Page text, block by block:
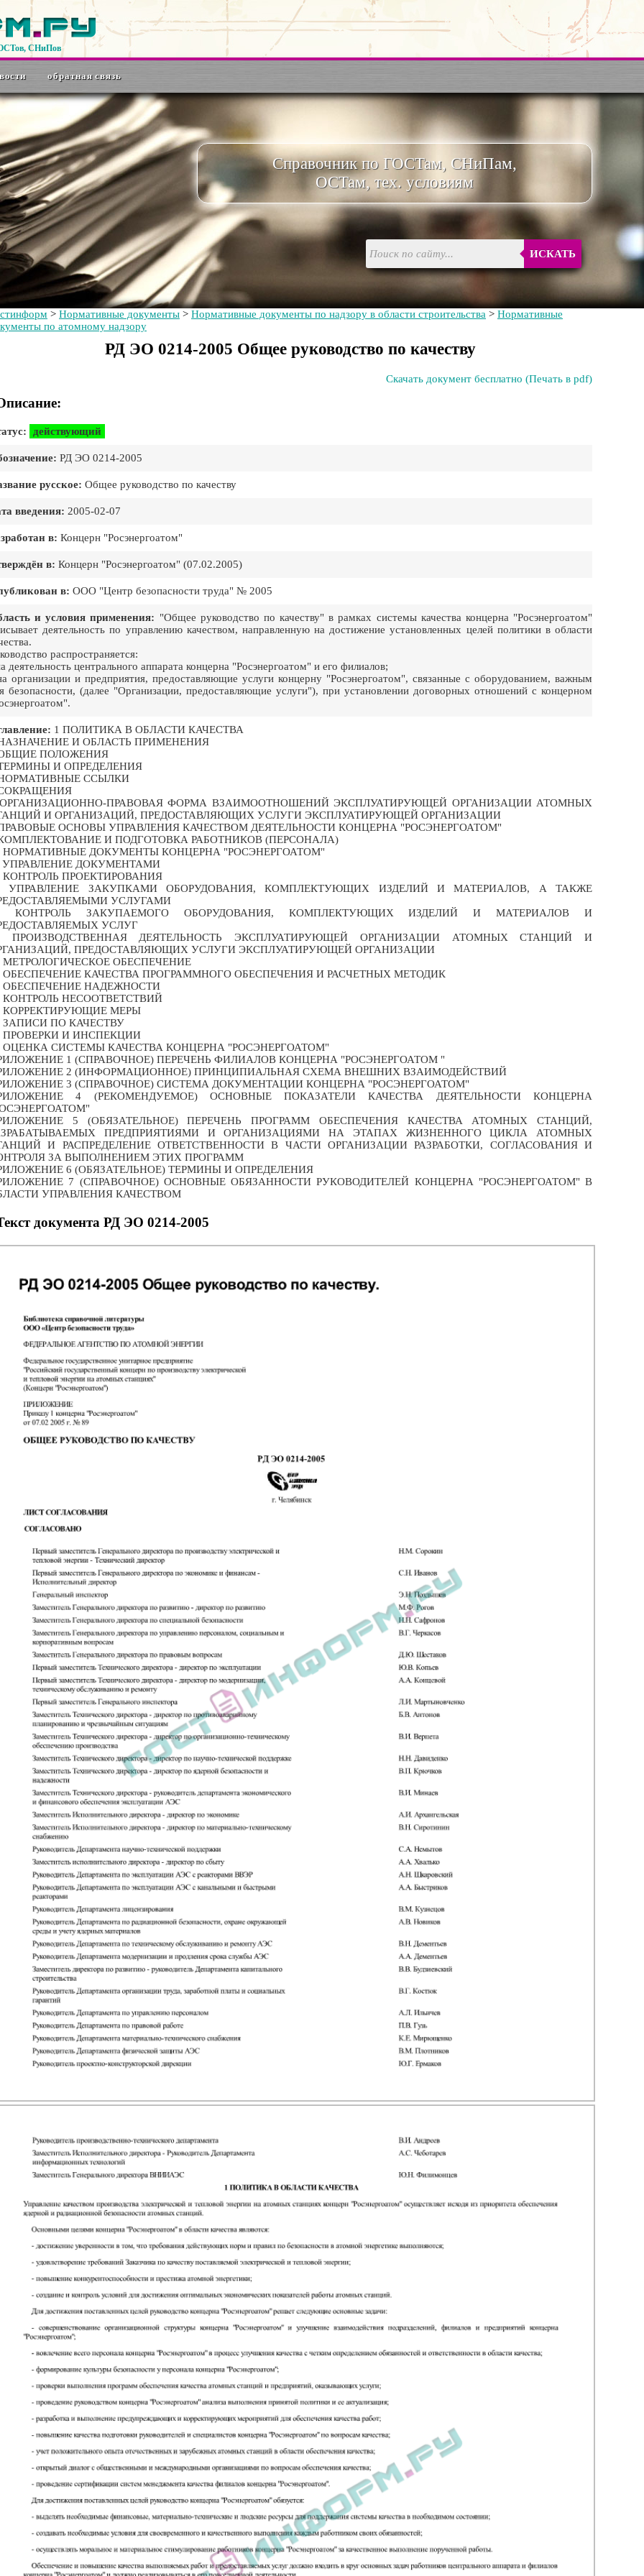
СНиПов
обратная связь
Справочник по ГОСТам, СНиПам,
ОСТам, тех. условиям
ИСКАТЬ
> Нормативные документы > Нормативные документы по надзору в области строительства > Нормативные
по атомному надзору
РД ЭО 0214-2005 Общее руководство по качеству
Скачать документ бесплатно (Печать в pdf)
действующий
РД ЭО 0214-2005
русское: Общее руководство по качеству
введения: 2005-02-07
в: Концерн "Росэнергоатом"
в: Концерн "Росэнергоатом" (07.02.2005)
в: ООО "Центр безопасности труда" № 2005
и условия применения: "Общее руководство по качеству" в рамках системы качества концерна "Росэнергоатом"
деятельность по управлению качеством, направленную на достижение установленных целей политики в области
распространяется:
деятельность центрального аппарата концерна "Росэнергоатом" и его филиалов;
организации и предприятия, предоставляющие услуги концерну "Росэнергоатом", связанные с оборудованием, важным
безопасности, (далее "Организации, предоставляющие услуги"), при установлении договорных отношений с концерном
1 ПОЛИТИКА В ОБЛАСТИ КАЧЕСТВА
И ОБЛАСТЬ ПРИМЕНЕНИЯ
ПОЛОЖЕНИЯ
И ОПРЕДЕЛЕНИЯ
ССЫЛКИ
ПРАВОВАЯ ФОРМА ВЗАИМООТНОШЕНИЙ ЭКСПЛУАТИРУЮЩЕЙ ОРГАНИЗАЦИИ АТОМНЫХ
И ОРГАНИЗАЦИЙ, ПРЕДОСТАВЛЯЮЩИХ УСЛУГИ ЭКСПЛУАТИРУЮЩЕЙ ОРГАНИЗАЦИИ
ОСНОВЫ УПРАВЛЕНИЯ КАЧЕСТВОМ ДЕЯТЕЛЬНОСТИ КОНЦЕРНА "РОСЭНЕРГОАТОМ"
И ПОДГОТОВКА РАБОТНИКОВ (ПЕРСОНАЛА)
НОРМАТИВНЫЕ ДОКУМЕНТЫ КОНЦЕРНА "РОСЭНЕРГОАТОМ"
УПРАВЛЕНИЕ ДОКУМЕНТАМИ
КОНТРОЛЬ ПРОЕКТИРОВАНИЯ
УПРАВЛЕНИЕ ЗАКУПКАМИ ОБОРУДОВАНИЯ, КОМПЛЕКТУЮЩИХ ИЗДЕЛИЙ И МАТЕРИАЛОВ, А ТАКЖЕ
УСЛУГАМИ
КОНТРОЛЬ ЗАКУПАЕМОГО ОБОРУДОВАНИЯ, КОМПЛЕКТУЮЩИХ ИЗДЕЛИЙ И МАТЕРИАЛОВ И
УСЛУГ
ПРОИЗВОДСТВЕННАЯ ДЕЯТЕЛЬНОСТЬ ЭКСПЛУАТИРУЮЩЕЙ ОРГАНИЗАЦИИ АТОМНЫХ СТАНЦИЙ И
ПРЕДОСТАВЛЯЮЩИХ УСЛУГИ ЭКСПЛУАТИРУЮЩЕЙ ОРГАНИЗАЦИИ
МЕТРОЛОГИЧЕСКОЕ ОБЕСПЕЧЕНИЕ
ОБЕСПЕЧЕНИЕ КАЧЕСТВА ПРОГРАММНОГО ОБЕСПЕЧЕНИЯ И РАСЧЕТНЫХ МЕТОДИК
ОБЕСПЕЧЕНИЕ НАДЕЖНОСТИ
КОНТРОЛЬ НЕСООТВЕТСТВИЙ
КОРРЕКТИРУЮЩИЕ МЕРЫ
ЗАПИСИ ПО КАЧЕСТВУ
ПРОВЕРКИ И ИНСПЕКЦИИ
ОЦЕНКА СИСТЕМЫ КАЧЕСТВА КОНЦЕРНА "РОСЭНЕРГОАТОМ"
1 (СПРАВОЧНОЕ) ПЕРЕЧЕНЬ ФИЛИАЛОВ КОНЦЕРНА "РОСЭНЕРГОАТОМ "
2 (ИНФОРМАЦИОННОЕ) ПРИНЦИПИАЛЬНАЯ СХЕМА ВНЕШНИХ ВЗАИМОДЕЙСТВИЙ
3 (СПРАВОЧНОЕ) СИСТЕМА ДОКУМЕНТАЦИИ КОНЦЕРНА "РОСЭНЕРГОАТОМ"
4 (РЕКОМЕНДУЕМОЕ) ОСНОВНЫЕ ПОКАЗАТЕЛИ КАЧЕСТВА ДЕЯТЕЛЬНОСТИ КОНЦЕРНА
5 (ОБЯЗАТЕЛЬНОЕ) ПЕРЕЧЕНЬ ПРОГРАММ ОБЕСПЕЧЕНИЯ КАЧЕСТВА АТОМНЫХ СТАНЦИЙ,
ПРЕДПРИЯТИЯМИ И ОРГАНИЗАЦИЯМИ НА ЭТАПАХ ЖИЗНЕННОГО ЦИКЛА АТОМНЫХ
И РАСПРЕДЕЛЕНИЕ ОТВЕТСТВЕННОСТИ В ЧАСТИ ОРГАНИЗАЦИИ РАЗРАБОТКИ, СОГЛАСОВАНИЯ И
ЗА ВЫПОЛНЕНИЕМ ЭТИХ ПРОГРАММ
6 (ОБЯЗАТЕЛЬНОЕ) ТЕРМИНЫ И ОПРЕДЕЛЕНИЯ
7 (СПРАВОЧНОЕ) ОСНОВНЫЕ ОБЯЗАННОСТИ РУКОВОДИТЕЛЕЙ КОНЦЕРНА "РОСЭНЕРГОАТОМ" В
УПРАВЛЕНИЯ КАЧЕСТВОМ
документа РД ЭО 0214-2005